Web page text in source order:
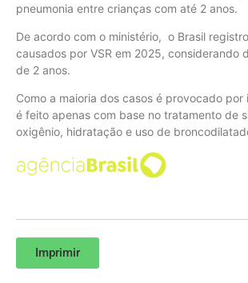
pneumonia entre crianças com até 2 anos.
De acordo com o ministério, o Brasil
causados por VSR em 2025, considerando
de 2 anos.
Como a maioria dos casos é provocado
é feito apenas com base no tratamento de
oxigênio, hidratação e uso de
Imprimir